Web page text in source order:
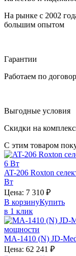
На рынке с 2002
большим опытом
Гарантии
Работаем по
Выгодные условия
Скидки на
С этим товаром
AT-206 Roxton
Вт
Цена: 7 310 ₽
В корзинуКупить
в 1 клик
MA-1410 (N) JD-
Цена: 62 241 ₽